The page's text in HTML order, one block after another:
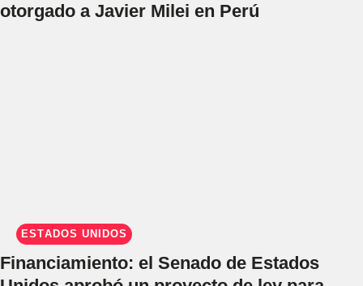
otorgado a Javier Milei en Perú
ESTADOS UNIDOS
Financiamiento: el Senado de Estados